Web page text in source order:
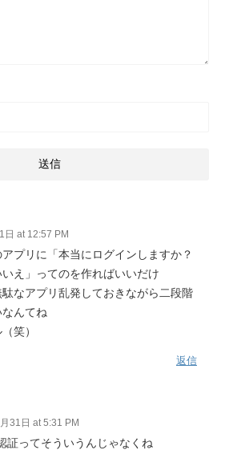
日 at 12:57 PM
プリに「本当にログインしますか？
え」ってのを作ればいいだけ
なアプリ乱発しておきながら二段階
んてね
笑）
返信
31日 at 5:31 PM
証ってそういうんじゃなくね